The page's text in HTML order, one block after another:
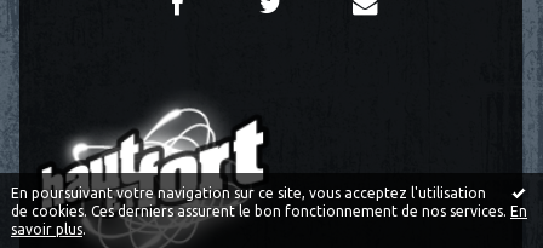
En poursuivant votre navigation sur ce site, vous acceptez l'utilisation
de cookies. Ces derniers assurent le bon fonctionnement de nos services. En
savoir plus.